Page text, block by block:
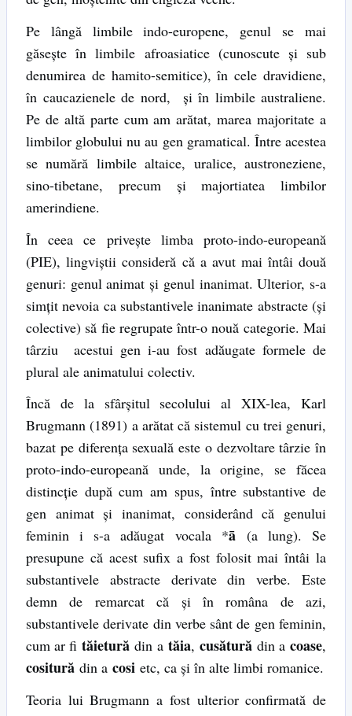
Pe lângă limbile indo-europene, genul se mai
găsește în limbile afroasiatice (cunoscute și sub
denumirea de hamito-semitice), în cele dravidiene,
în caucazienele de nord, și în limbile australiene.
Pe de altă parte cum am arătat, marea majoritate a
limbilor globului nu au gen gramatical. Între acestea
se numără limbile altaice, uralice, austroneziene,
sino-tibetane, precum și majortiatea limbilor
amerindiene.
În ceea ce privește limba proto-indo-europeană
(PIE), lingviștii consideră că a avut mai întâi două
genuri: genul animat și genul inanimat. Ulterior, s-a
simțit nevoia ca substantivele inanimate abstracte (și
colective) să fie regrupate într-o nouă categorie. Mai
târziu acestui gen i-au fost adăugate formele de
plural ale animatului colectiv.
Încă de la sfârșitul secolului al XIX-lea, Karl
Brugmann (1891) a arătat că sistemul cu trei genuri,
bazat pe diferența sexuală este o dezvoltare târzie în
proto-indo-europeană unde, la origine, se făcea
distincție după cum am spus, între substantive de
gen animat și inanimat, considerând că genului
feminin i s-a adăugat vocala *ā(a lung). Se
presupune că acest sufix a fost folosit mai întâi la
substantivele abstracte derivate din verbe. Este
demn de remarcat că și în româna de azi,
substantivele derivate din verbe sânt de gen feminin,
cum ar fi tăietură din a tăia, cusăturădin acoase,
cositură din a cosi etc, ca și în alte limbi romanice.
Teoria lui Brugmann a fost ulterior confirmată de